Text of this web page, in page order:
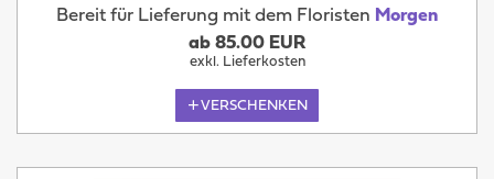
Bereit für Lieferung mit dem Floristen Morgen
ab 85.00 EUR
exkl. Lieferkosten
VERSCHENKEN